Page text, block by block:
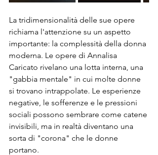
La tridimensionalità delle sue opere
richiama l'attenzione su un aspetto
importante: la complessità della donna
moderna. Le opere di Annalisa
Caricato rivelano una lotta interna, una
"gabbia mentale" in cui molte donne
si trovano intrappolate. Le esperienze
negative, le sofferenze e le pressioni
sociali possono sembrare come catene
invisibili, ma in realtà diventano una
sorta di "corona" che le donne
portano.